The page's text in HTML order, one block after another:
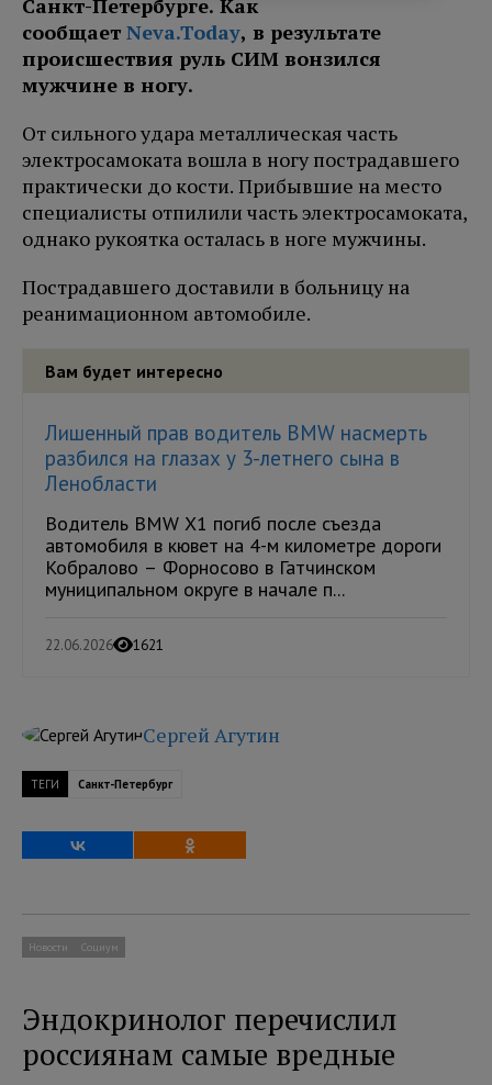
Санкт-Петербурге. Как
сообщает Neva.Today, в результате
происшествия руль СИМ вонзился
мужчине в ногу.
От сильного удара металлическая часть
электросамоката вошла в ногу пострадавшего
практически до кости. Прибывшие на место
специалисты отпилили часть электросамоката,
однако рукоятка осталась в ноге мужчины.
Пострадавшего доставили в больницу на
реанимационном автомобиле.
Вам будет интересно
Лишенный прав водитель BMW насмерть
разбился на глазах у 3-летнего сына в
Ленобласти
Водитель BMW X1 погиб после съезда
автомобиля в кювет на 4-м километре дороги
Кобралово – Форносово в Гатчинском
муниципальном округе в начале п...
22.06.2026 1621
Сергей Агутин
ТЕГИ Санкт-Петербург
Новости Социум
Эндокринолог перечислил
россиянам самые вредные